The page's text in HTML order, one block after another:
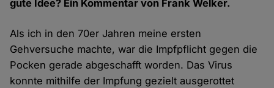
gute Idee? Ein Kommentar von Frank Welker.
Als ich in den 70er Jahren meine ersten
Gehversuche machte, war die Impfpflicht gegen die
Pocken gerade abgeschafft worden. Das Virus
konnte mithilfe der Impfung gezielt ausgerottet